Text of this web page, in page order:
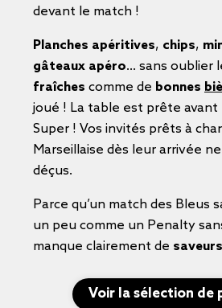
devant le match !
Planches apéritives, chips,
gâteaux apéro… sans oublier
fraîches comme de bonnes
joué ! La table est prête avant
Super ! Vos invités prêts à
Marseillaise dès leur arrivée
déçus.
Parce qu’un match des Bleus
un peu comme un Penalty
manque clairement de saveurs
Voir la sélection de